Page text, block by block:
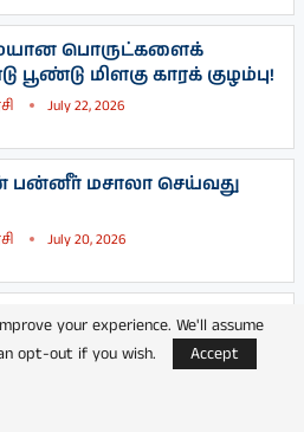
பொருட்களைக்
மிளகு காரக் குழம்பு!
July 22, 2026
பன்னீர் மசாலா செய்வது
July 20, 2026
சுவையில்
வறுவல்!
your experience. We'll assume
opt-out if you wish.
Accept